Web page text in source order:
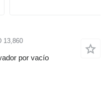
13,860
por vacío